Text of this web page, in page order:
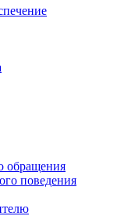
обращения
поведения